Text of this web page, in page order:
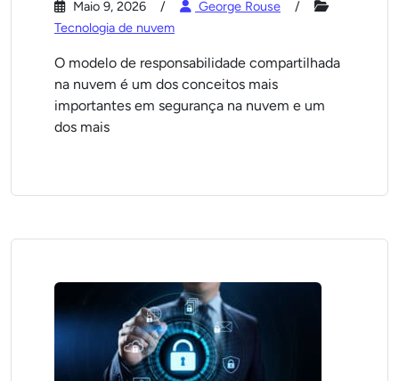
Maio 9, 2026
George Rouse
Tecnologia de nuvem
O modelo de responsabilidade compartilhada
na nuvem é um dos conceitos mais
importantes em segurança na nuvem e um
dos mais